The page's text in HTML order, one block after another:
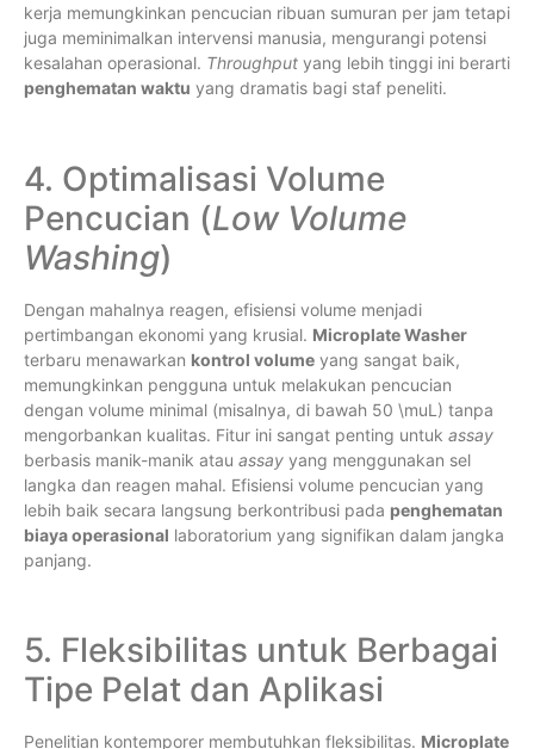
kerja memungkinkan pencucian ribuan sumuran per jam tetapi
juga meminimalkan intervensi manusia, mengurangi potensi
kesalahan operasional. Throughput yang lebih tinggi ini berarti
penghematan waktu yang dramatis bagi staf peneliti.
4. Optimalisasi Volume
Pencucian (Low Volume
Washing)
Dengan mahalnya reagen, efisiensi volume menjadi
pertimbangan ekonomi yang krusial. Microplate Washer
terbaru menawarkan kontrol volume yang sangat baik,
memungkinkan pengguna untuk melakukan pencucian
dengan volume minimal (misalnya, di bawah 50 \muL ) tanpa
mengorbankan kualitas. Fitur ini sangat penting untuk assay
berbasis manik-manik atau assay yang menggunakan sel
langka dan reagen mahal. Efisiensi volume pencucian yang
lebih baik secara langsung berkontribusi pada penghematan
biaya operasional laboratorium yang signifikan dalam jangka
panjang.
5. Fleksibilitas untuk Berbagai
Tipe Pelat dan Aplikasi
Penelitian kontemporer membutuhkan fleksibilitas. Microplate